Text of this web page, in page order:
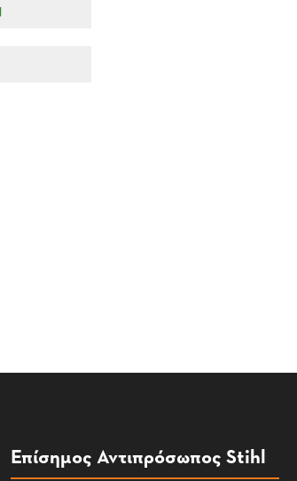
Επίσημος Αντιπρόσωπος Stihl